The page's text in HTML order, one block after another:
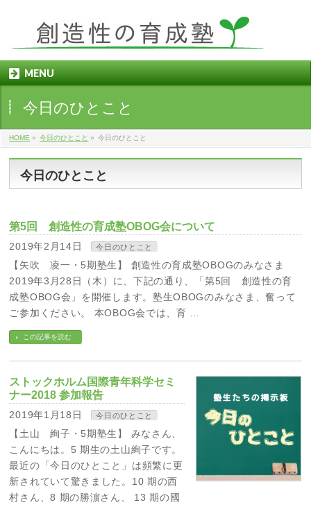
MENU
今日のひとこと
HOME » 今日のひとこと » 今日のひとこと
今日のひとこと
第5回 創造性の育成塾OBOG会について
2019年2月14日 今日のひとこと
【矢吹 凌一・5期塾生】 創造性の育成塾OBOGのみなさま
2019年3月28日（木）に、下記の通り、「第5回 創造性の育
成塾OBOG会」を開催します。塾生OBOGのみなさま、奮って
ご参加ください。 本OBOG会では、育 …
この記事を読む
ストックホルム国際青年科学セミ
ナー2018 参加報告
2019年1月18日 今日のひとこと
【土山 絢子・5期塾生】 みなさん、
こんにちは。5 期生の土山絢子です。
最近の「今日のひとこと」は頻繁に更
新されていて驚きました。10 期の西
村さん、8 期の勝濵さん、 13 期の國